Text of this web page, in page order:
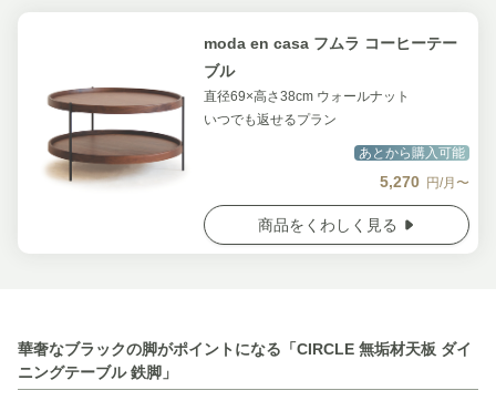
moda en casa フムラ コーヒーテー
ブル
直径69×高さ38cm ウォールナット
いつでも返せるプラン
あとから購入可能
5,270 円/月〜
商品をくわしく見る
華奢なブラックの脚がポイントになる「CIRCLE 無垢材天板 ダイ
ニングテーブル 鉄脚」